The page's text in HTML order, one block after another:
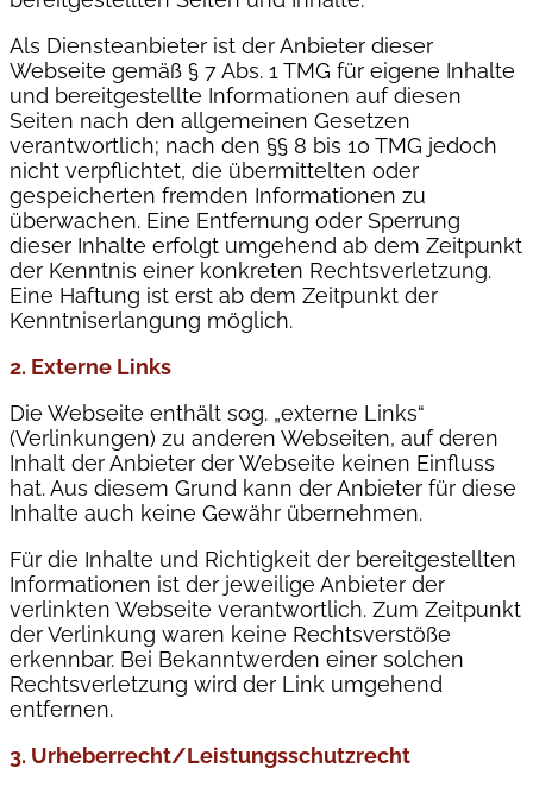
Als Diensteanbieter ist der Anbieter dieser
Webseite gemäß § 7 Abs. 1 TMG für eigene Inhalte
und bereitgestellte Informationen auf diesen
Seiten nach den allgemeinen Gesetzen
verantwortlich; nach den §§ 8 bis 10 TMG jedoch
nicht verpflichtet, die übermittelten oder
gespeicherten fremden Informationen zu
überwachen. Eine Entfernung oder Sperrung
dieser Inhalte erfolgt umgehend ab dem Zeitpunkt
der Kenntnis einer konkreten Rechtsverletzung.
Eine Haftung ist erst ab dem Zeitpunkt der
Kenntniserlangung möglich.
2. Externe Links
Die Webseite enthält sog. „externe Links“
(Verlinkungen) zu anderen Webseiten, auf deren
Inhalt der Anbieter der Webseite keinen Einfluss
hat. Aus diesem Grund kann der Anbieter für diese
Inhalte auch keine Gewähr übernehmen.
Für die Inhalte und Richtigkeit der bereitgestellten
Informationen ist der jeweilige Anbieter der
verlinkten Webseite verantwortlich. Zum Zeitpunkt
der Verlinkung waren keine Rechtsverstöße
erkennbar. Bei Bekanntwerden einer solchen
Rechtsverletzung wird der Link umgehend
entfernen.
3. Urheberrecht/Leistungsschutzrecht